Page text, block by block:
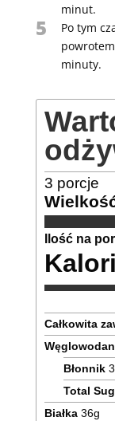
minut.
5
Po tym
minuty.
3 porcje
Ilość na
Całkowita
Błonnik
Total
Białka 36g